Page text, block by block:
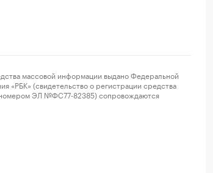
массовой информации выдано Федеральной
«РБК» (свидетельство о регистрации средства
номером ЭЛ №ФС77-82385) сопровождаются